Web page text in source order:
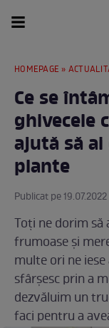
HOMEPAGE »
Ce se
ghivecele
ajută să
plante
Publicat pe
Toți ne dorim să
frumoase și
multe ori ne
sfârșesc prin a
dezvăluim un
faci pentru a